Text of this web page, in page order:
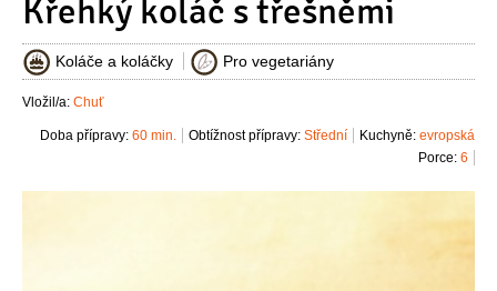
Křehký koláč s třešněmi
Koláče a koláčky Pro vegetariány
Vložil/a: Chuť
Kuchyně: evropská
Obtížnost přípravy: Střední
Doba přípravy: 60 min.
Porce: 6